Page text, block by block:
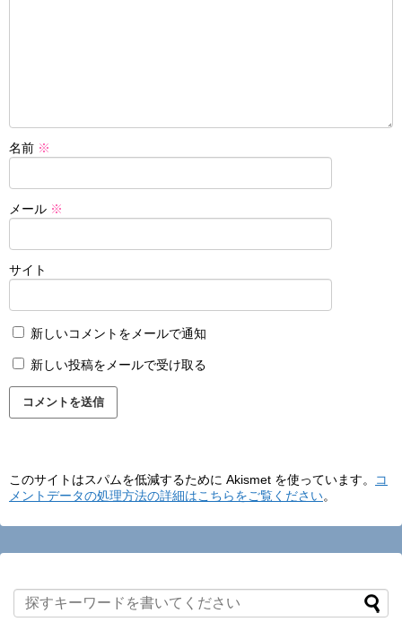
名前 ※
メール ※
サイト
新しいコメントをメールで通知
新しい投稿をメールで受け取る
このサイトはスパムを低減するために Akismet を使っています。
コ
メントデータの処理方法の詳細はこちらをご覧ください。